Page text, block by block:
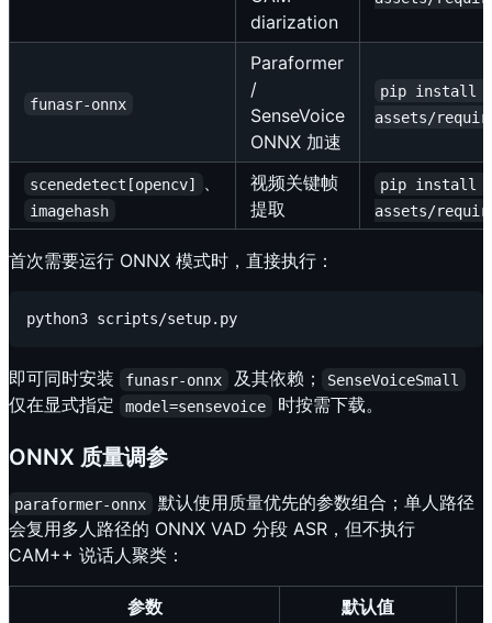
diarization
funasr-onnx
Paraformer
/
SenseVoice
ONNX 加速
pip install
assets/
scenedetect[opencv] 、
imagehash
视频关键帧
提取
pip install
assets/
首次需要运行 ONNX 模式时，直接执行：
即可同时安装 funasr-onnx 及其依赖； SenseVoiceSmall
仅在显式指定 model=sensevoice 时按需下载。
ONNX 质量调参
paraformer-onnx
默认使用质量优先的参数组合；单人路径
会复用多人路径的 ONNX VAD 分段 ASR，但不执行
CAM++ 说话人聚类：
参数 默认值